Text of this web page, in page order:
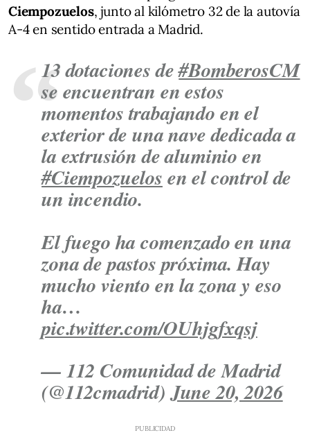
Ciempozuelos, junto al kilómetro 32 de la autovía
A-4 en sentido entrada a Madrid.
13 dotaciones de#BomberosCM
se encuentran en estos
momentos trabajando en el
exterior de una nave dedicada a
la extrusión de aluminio en
#Ciempozuelos en el control de
un incendio.
El fuego ha comenzado en una
zona de pastos próxima. Hay
mucho viento en la zona y eso
ha…
pic.twitter.com/OUhjgfxqsj
— 112 Comunidad de Madrid
(@112cmadrid)June 20, 2026